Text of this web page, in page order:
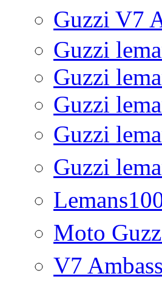
Guzzi V7
Guzzi
Guzzi
Guzzi
Guzzi
Guzzi
Moto
V7